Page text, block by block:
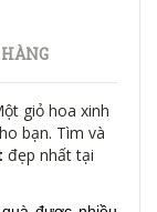
giỏ hoa xinh
bạn. Tìm và
đẹp nhất tại